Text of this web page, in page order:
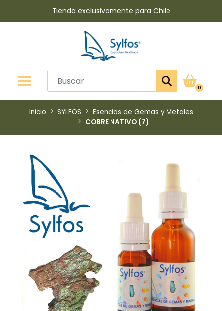
Tienda exclusivamente para Chile
0
Inicio SYLFOS
Esencias de Gemas y Metales
COBRE NATIVO (7)